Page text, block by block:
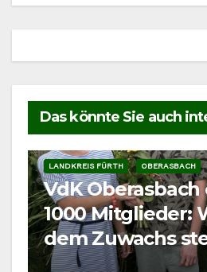
Das könnte Sie auch
LANDKREIS FÜRTH OBERASBACH
VdK
1000 Mitglieder:
dem Zuwachs